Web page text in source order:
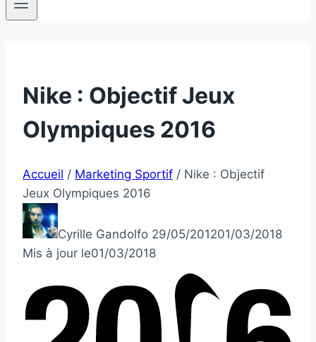
Nike : Objectif Jeux
Olympiques 2016
Accueil / Marketing Sportif / Nike : Objectif
Jeux Olympiques 2016
Cyrille Gandolfo 29/05/201201/03/2018
Mis à jour le01/03/2018